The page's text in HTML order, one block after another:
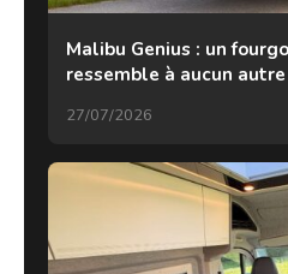
Malibu Genius : un
ressemble à aucun autre
27/07/2026